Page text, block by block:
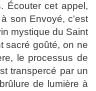
Écouter cet appel,
son Envoyé, c'est
mystique du Saint
sacré goûté, on ne
le processus de
transpercé par un
de lumière à